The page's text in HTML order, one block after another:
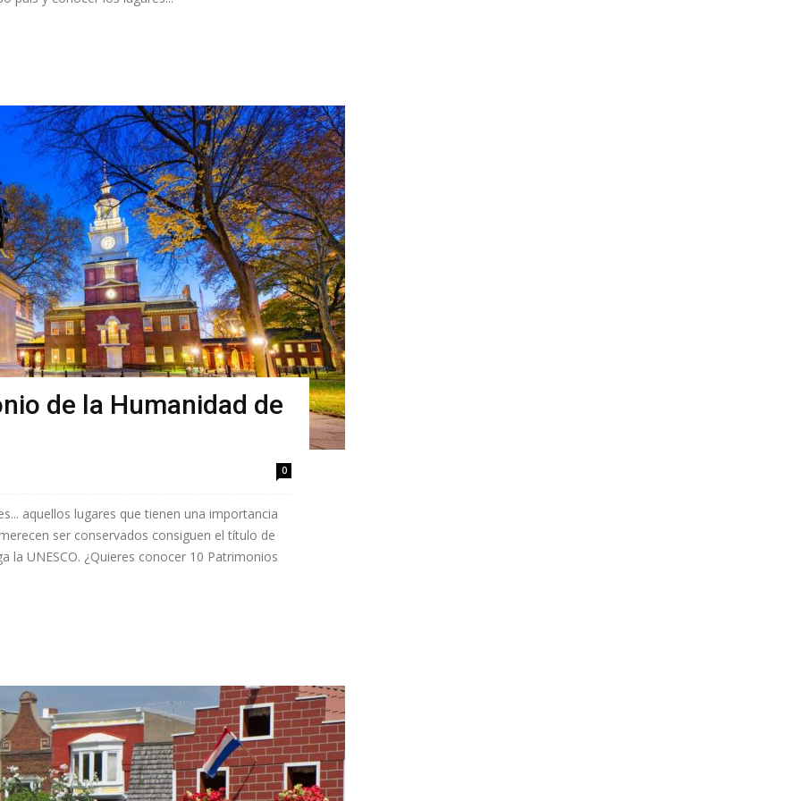
de la Humanidad de
0
aquellos lugares que tienen una importancia
ser conservados consiguen el título de
la UNESCO. ¿Quieres conocer 10 Patrimonios